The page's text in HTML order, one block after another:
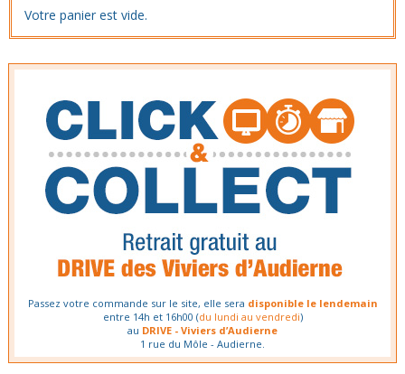
Votre panier est vide.
Passez votre commande sur le site, elle sera disponible le lendemain
entre 14h et 16h00 (du lundi au vendredi)
au DRIVE - Viviers d’Audierne
1 rue du Môle - Audierne.